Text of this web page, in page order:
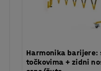
Harmonika barijere:
točkovima + zidni